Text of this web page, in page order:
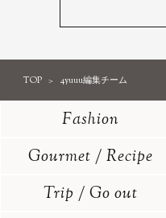
TOP 4yuuu編集チーム
Fashion
Gourmet / Recipe
Trip / Go out